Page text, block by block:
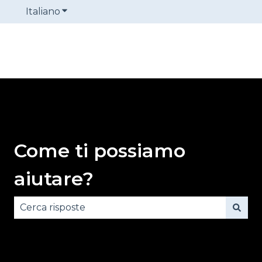
Italiano Mostra sottomenu per le traduzioni
Come ti possiamo
aiutare?